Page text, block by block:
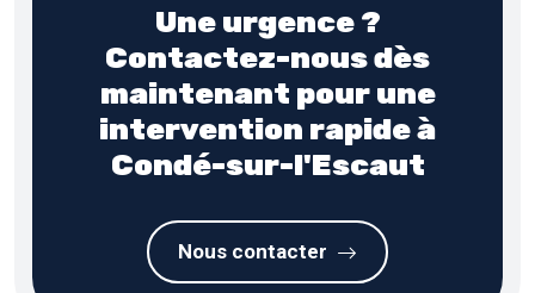
Une urgence ?
Contactez-nous dès
maintenant pour une
intervention rapide à
Condé-sur-l'Escaut
Nous contacter